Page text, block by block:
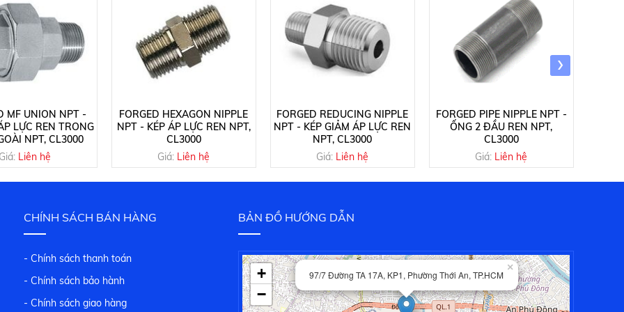
MF UNION NPT -
LỰC REN TRONG
NPT, CL3000
Giá: Liên hệ
FORGED HEXAGON NIPPLE
NPT - KÉP ÁP LỰC REN NPT,
CL3000
Giá: Liên hệ
FORGED REDUCING NIPPLE
NPT - KÉP GIẢM ÁP LỰC REN
NPT, CL3000
Giá: Liên hệ
FORGED PIPE NIPPLE NPT -
ỐNG 2 ĐẦU REN NPT,
CL3000
Giá: Liên hệ
›
CHÍNH SÁCH BÁN HÀNG
- Chính sách thanh toán
- Chính sách bảo hành
- Chính sách giao hàng
BẢN ĐỒ HƯỚNG DẪN
97/7 Đường TA 17A, KP1, Phường Thới An, TP.HCM
×
+
−